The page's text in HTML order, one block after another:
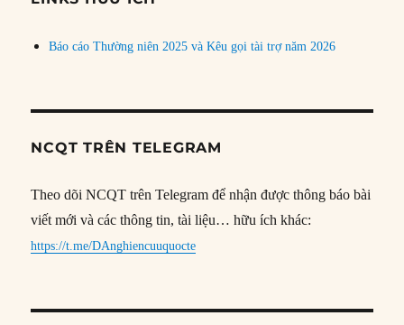
Báo cáo Thường niên 2025 và Kêu gọi tài trợ năm 2026
NCQT TRÊN TELEGRAM
Theo dõi NCQT trên Telegram để nhận được thông báo bài
viết mới và các thông tin, tài liệu… hữu ích khác:
https://t.me/DAnghiencuuquocte